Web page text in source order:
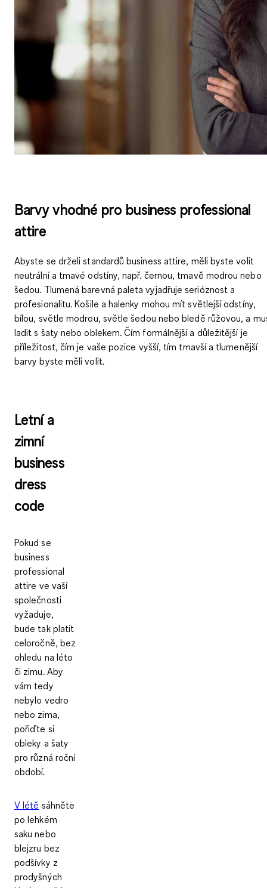
Barvy vhodné pro business professional
attire
Abyste se drželi standardů business attire, měli byste volit
neutrální a tmavé odstíny, např. černou, tmavě modrou nebo
šedou. Tlumená barevná paleta vyjadřuje serióznost a
profesionalitu. Košile a halenky mohou mít světlejší odstíny,
bílou, světle modrou, světle šedou nebo bledě růžovou, a
ladit s šaty nebo oblekem. Čím formálnější a důležitější je
příležitost, čím je vaše pozice vyšší, tím tmavší a tlumenější
barvy byste měli volit.
Letní a
zimní
business
dress
code
Pokud se
business
professional
attire ve vaší
společnosti
vyžaduje,
bude tak platit
celoročně, bez
ohledu na léto
či zimu. Aby
vám tedy
nebylo vedro
nebo zima,
pořiďte si
obleky a šaty
pro různá roční
období.
V létě sáhněte
po lehkém
saku nebo
blejzru bez
podšívky z
prodyšných